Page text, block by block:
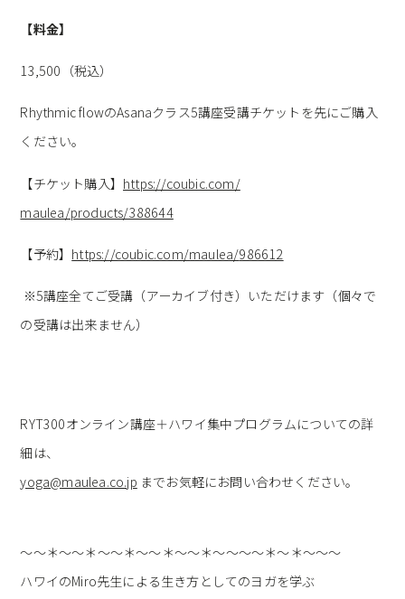
【料金】
13,500（税込）
Rhythmic flowのAsanaクラス5講座受講チケットを先にご購入
ください。
【チケット購入】 https://coubic.com/
maulea/products/388644
【予約】 https://coubic.com/maulea/986612
※5講座全てご受講（アーカイブ付き）いただけます（個々で
の受講は出来ません）
RYT300オンライン講座＋ハワイ集中プログラムについての詳
細は、
yoga@maulea.co.jp までお気軽にお問い合わせください。
～～＊～～＊～～＊～～＊～～＊～～～～＊～＊～～～
ハワイのMiro先生による生き方としてのヨガを学ぶ